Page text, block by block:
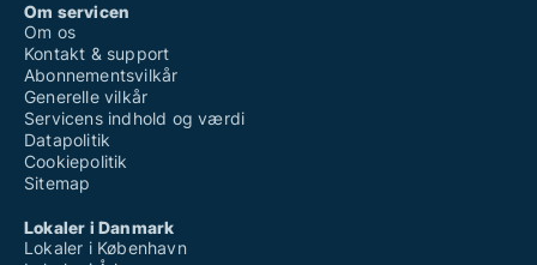
Om servicen
Om os
Kontakt & support
Abonnementsvilkår
Generelle vilkår
Servicens indhold og værdi
Datapolitik
Cookiepolitik
Sitemap
Lokaler i Danmark
Lokaler i København